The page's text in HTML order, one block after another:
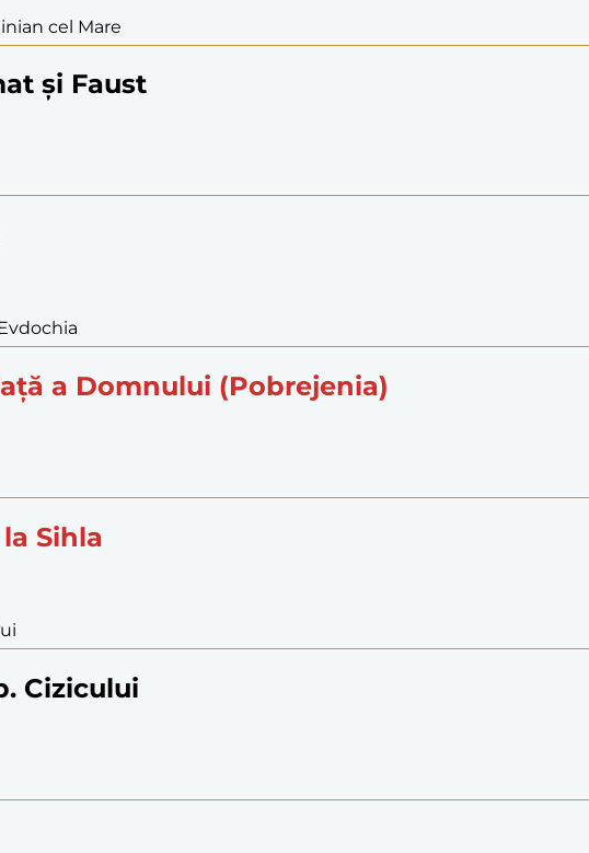
cel Mare
şi Faust
a Domnului (Pobrejenia)
Sihla
Cizicului